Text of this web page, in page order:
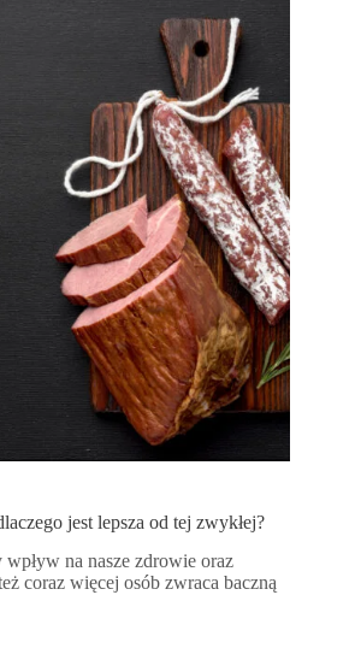
jest lepsza od tej zwykłej?
na nasze zdrowie oraz
coraz więcej osób zwraca baczną